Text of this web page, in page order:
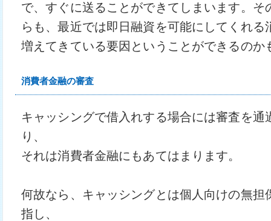
で、すぐに送ることができてしまいます。そ
らも、最近では即日融資を可能にしてくれる
増えてきている要因ということができるのか
消費者金融の審査
キャッシングで借入れする場合には審査を通
り、
それは消費者金融にもあてはまります。
何故なら、キャッシングとは個人向けの無担
指し、